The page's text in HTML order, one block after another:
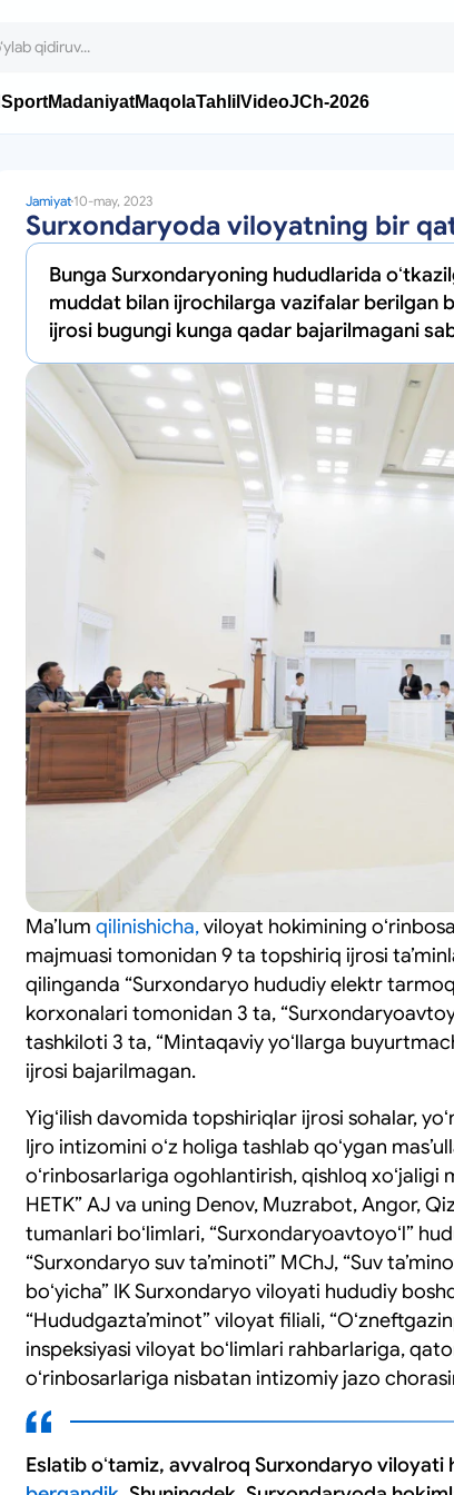
SportMadaniyatMaqolaTahlil VideoJCh-2026
Jamiyat 10-may, 2023
Surxondaryoda viloyatning bir
Bunga Surxondaryoning hududlarida
muddat bilan ijrochilarga vazifalar berilgan
ijrosi bugungi kunga qadar bajarilmagani
Maʼlum qilinishicha,viloyat hokimining
majmuasi tomonidan 9 ta topshiriq ijrosi
qilinganda “Surxondaryo hududiy elektr
korxonalari tomonidan 3 ta,
tashkiloti 3 ta, “Mintaqaviy yoʻllarga
ijrosi bajarilmagan.
Yigʻilish davomida topshiriqlar ijrosi sohalar,
Ijro intizomini oʻz holiga tashlab qoʻygan
oʻrinbosarlariga ogohlantirish, qishloq
HETK” AJ va uning Denov, Muzrabot, Angor,
tumanlari boʻlimlari, “Surxondaryoavtoyoʻl”
“Surxondaryo suv taʼminoti” MChJ, “Suv
boʻyicha” IK Surxondaryo viloyati hududiy
“Hududgaztaʼminot” viloyat filiali,
inspeksiyasi viloyat boʻlimlari rahbarlariga,
oʻrinbosarlariga nisbatan intizomiy jazo
Eslatib oʻtamiz, avvalroq Surxondaryo